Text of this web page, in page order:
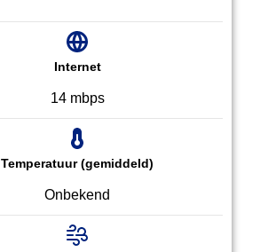
Internet
14 mbps
Temperatuur (gemiddeld)
Onbekend